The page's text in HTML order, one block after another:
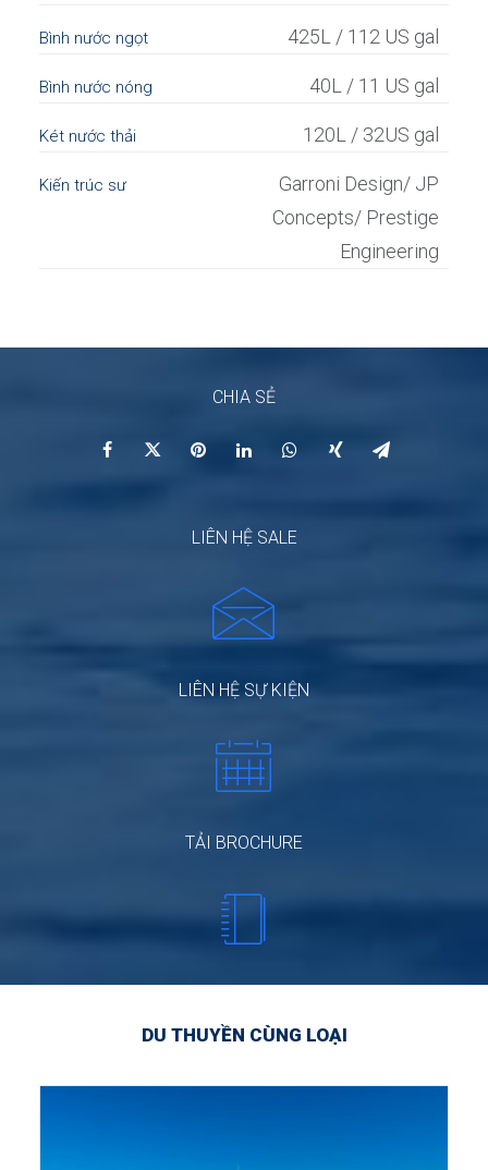
Bình nước ngọt 425L / 112 US gal
Bình nước nóng 40L / 11 US gal
Két nước thải 120L / 32US gal
Kiến trúc sư
Garroni Design/ JP
Concepts/ Prestige
Engineering
CHIA SẺ
LIÊN HỆ SALE
LIÊN HỆ SỰ KIỆN
TẢI BROCHURE
DU THUYỀN CÙNG LOẠI